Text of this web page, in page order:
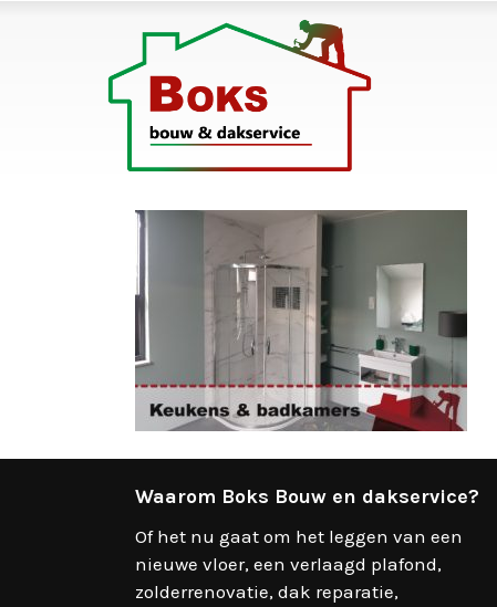
Waarom Boks Bouw en dakservice?
Of het nu gaat om het leggen van een
nieuwe vloer, een verlaagd plafond,
zolderrenovatie, dak reparatie,